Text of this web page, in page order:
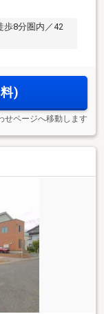
歩8分圏内／42
)
せページへ移動します